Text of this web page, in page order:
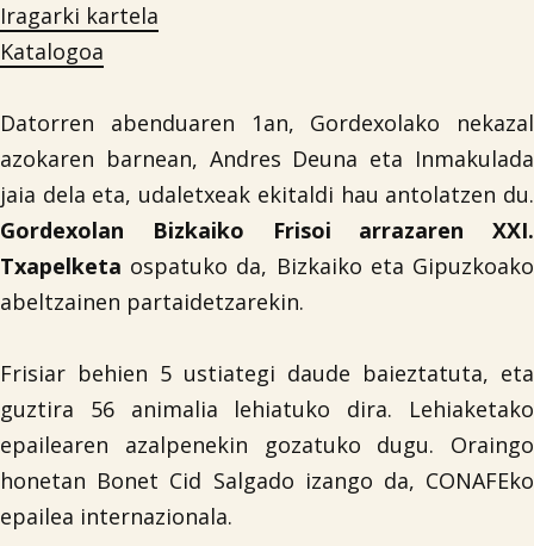
Iragarki kartela
Katalogoa
Datorren abenduaren 1an, Gordexolako nekazal
azokaren barnean, Andres Deuna eta Inmakulada
jaia dela eta, udaletxeak ekitaldi hau antolatzen du.
Gordexolan
Bizkaiko Frisoi arrazaren XXI.
Txapelketa ospatuko da, Bizkaiko eta Gipuzkoako
abeltzainen partaidetzarekin.
Frisiar behien 5 ustiategi daude baieztatuta, eta
guztira 56 animalia lehiatuko dira. Lehiaketako
epailearen azalpenekin gozatuko dugu. Oraingo
honetan Bonet Cid Salgado izango da, CONAFEko
epailea internazionala.